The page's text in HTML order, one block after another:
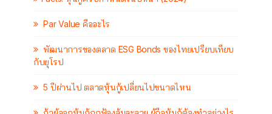
Par Value คืออะไร
พัฒนาการของตลาด ESG Bonds ของไทยเปรียบเทียบ
กับยุโรป
5 ปีผ่านไป ตลาดหุ้นกู้เปลี่ยนไปขนาดไหน